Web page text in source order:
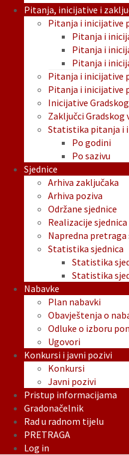
Pitanja, inicijative i
Pitanja i inicijative
Pitanja i
Pitanja i
Pitanja i
Pitanja i inicijative
Pitanja i inicijative
Inicijative
Zaključci Gradskog
Statistika pitanja i
Po godini
Po sazivu
Sjednice
Arhiva zaključaka
Arhiva poziva
Održane sjednice
Realizacije sjednica
Napredna pretraga
Statistika sjednica
Statistika
Statistika
Nabavke
Plan nabavki
Obavještenja o
Odluke o izboru
Ugovori
Konkursi i javni pozivi
Konkursi
Javni pozivi
Pristup informacijama
Gradonačelnik
Rad u radnom tijelu
PRETRAGA
Log in